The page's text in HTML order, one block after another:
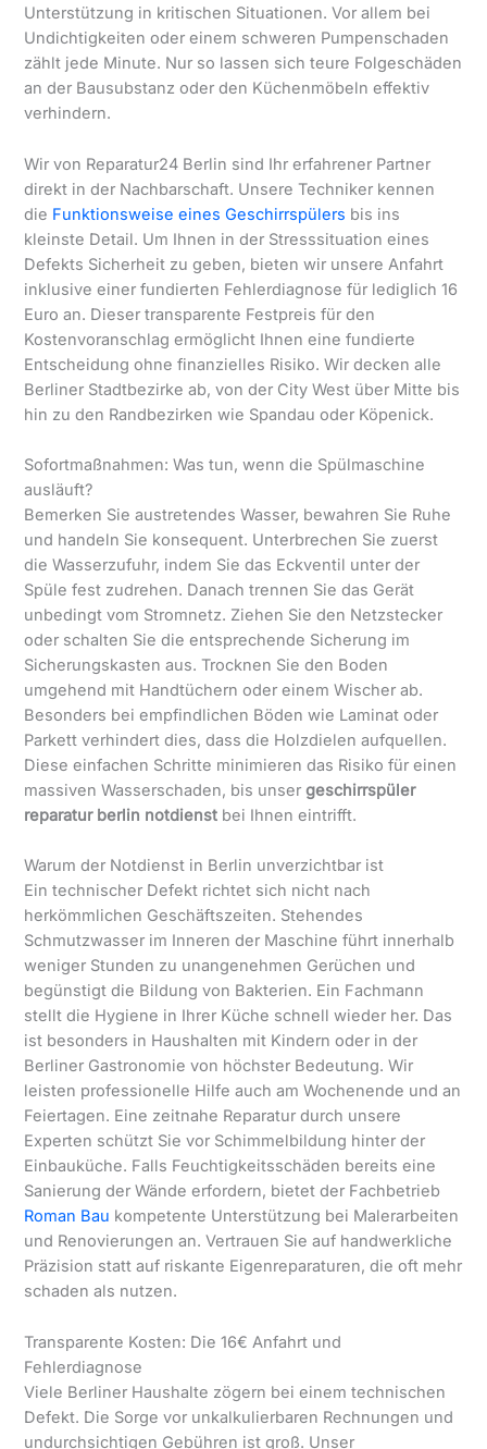
Unterstützung in kritischen Situationen. Vor allem bei
Undichtigkeiten oder einem schweren Pumpenschaden
zählt jede Minute. Nur so lassen sich teure Folgeschäden
an der Bausubstanz oder den Küchenmöbeln effektiv
verhindern.
Wir von Reparatur24 Berlin sind Ihr erfahrener Partner
direkt in der Nachbarschaft. Unsere Techniker kennen
die Funktionsweise eines Geschirrspülers bis ins
kleinste Detail. Um Ihnen in der Stresssituation eines
Defekts Sicherheit zu geben, bieten wir unsere Anfahrt
inklusive einer fundierten Fehlerdiagnose für lediglich 16
Euro an. Dieser transparente Festpreis für den
Kostenvoranschlag ermöglicht Ihnen eine fundierte
Entscheidung ohne finanzielles Risiko. Wir decken alle
Berliner Stadtbezirke ab, von der City West über Mitte bis
hin zu den Randbezirken wie Spandau oder Köpenick.
Sofortmaßnahmen: Was tun, wenn die Spülmaschine
ausläuft?
Bemerken Sie austretendes Wasser, bewahren Sie Ruhe
und handeln Sie konsequent. Unterbrechen Sie zuerst
die Wasserzufuhr, indem Sie das Eckventil unter der
Spüle fest zudrehen. Danach trennen Sie das Gerät
unbedingt vom Stromnetz. Ziehen Sie den Netzstecker
oder schalten Sie die entsprechende Sicherung im
Sicherungskasten aus. Trocknen Sie den Boden
umgehend mit Handtüchern oder einem Wischer ab.
Besonders bei empfindlichen Böden wie Laminat oder
Parkett verhindert dies, dass die Holzdielen aufquellen.
Diese einfachen Schritte minimieren das Risiko für einen
massiven Wasserschaden, bis unsergeschirrspüler
reparatur berlin notdienst bei Ihnen eintrifft.
Warum der Notdienst in Berlin unverzichtbar ist
Ein technischer Defekt richtet sich nicht nach
herkömmlichen Geschäftszeiten. Stehendes
Schmutzwasser im Inneren der Maschine führt innerhalb
weniger Stunden zu unangenehmen Gerüchen und
begünstigt die Bildung von Bakterien. Ein Fachmann
stellt die Hygiene in Ihrer Küche schnell wieder her. Das
ist besonders in Haushalten mit Kindern oder in der
Berliner Gastronomie von höchster Bedeutung. Wir
leisten professionelle Hilfe auch am Wochenende und an
Feiertagen. Eine zeitnahe Reparatur durch unsere
Experten schützt Sie vor Schimmelbildung hinter der
Einbauküche. Falls Feuchtigkeitsschäden bereits eine
Sanierung der Wände erfordern, bietet der Fachbetrieb
Roman Bau kompetente Unterstützung bei Malerarbeiten
und Renovierungen an. Vertrauen Sie auf handwerkliche
Präzision statt auf riskante Eigenreparaturen, die oft mehr
schaden als nutzen.
Transparente Kosten: Die 16€ Anfahrt und
Fehlerdiagnose
Viele Berliner Haushalte zögern bei einem technischen
Defekt. Die Sorge vor unkalkulierbaren Rechnungen und
undurchsichtigen Gebühren ist groß. Unser